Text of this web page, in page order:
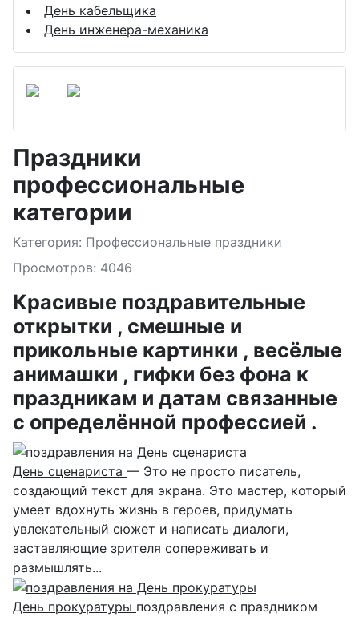
День кабельщика
День инженера-механика
Праздники
профессиональные
категории
Подробности
Категория: Профессиональные праздники
Просмотров: 4046
Красивые поздравительные
открытки , смешные и
прикольные картинки , весёлые
анимашки , гифки без фона к
праздникам и датам связанные
с определённой профессией .
День сценариста — Это не просто писатель,
создающий текст для экрана. Это мастер, который
умеет вдохнуть жизнь в героев, придумать
увлекательный сюжет и написать диалоги,
заставляющие зрителя сопереживать и
размышлять...
День прокуратуры поздравления с праздником